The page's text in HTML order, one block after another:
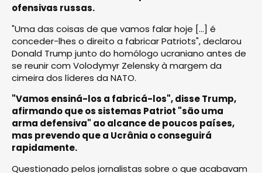
ofensivas russas.
"Uma das coisas de que vamos falar hoje [...] é
conceder-lhes o direito a fabricar Patriots", declarou
Donald Trump junto do homólogo ucraniano antes de
se reunir com Volodymyr Zelensky à margem da
cimeira dos líderes da NATO.
"Vamos ensiná-los a fabricá-los", disse Trump,
afirmando que os sistemas Patriot "são uma
arma defensiva" ao alcance de poucos países,
mas prevendo que a Ucrânia o conseguirá
rapidamente.
Questionado pelos jornalistas sobre o que acabavam